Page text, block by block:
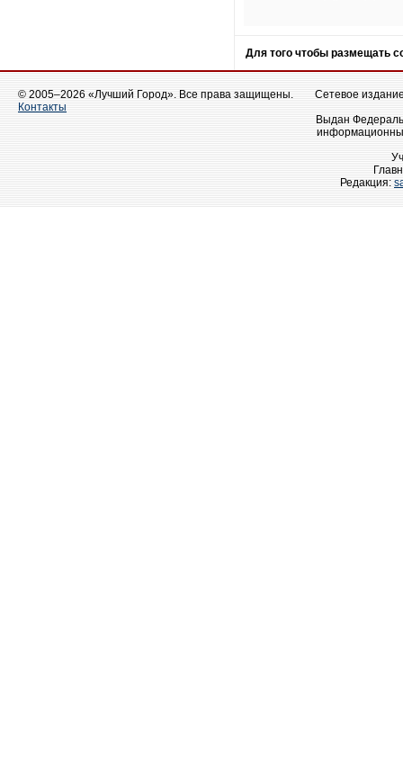
Для того чтобы размещать
© 2005–2026 «Лучший Город». Все права защищены.
Контакты
Сетевое
Выдан
Редакция: